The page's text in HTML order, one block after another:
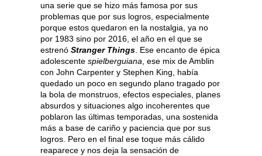
una serie que se hizo más famosa por sus
problemas que por sus logros, especialmente
porque estos quedaron en la nostalgia, ya no
por 1983 sino por 2016, el año en el que se
estrenó Stranger Things . Ese encanto de épica
adolescente spielberguiana , ese mix de Amblin
con John Carpenter y Stephen King, había
quedado un poco en segundo plano tragado por
la bola de monstruos, efectos especiales, planes
absurdos y situaciones algo incoherentes que
poblaron las últimas temporadas, una sostenida
más a base de cariño y paciencia que por sus
logros. Pero en el final ese toque más cálido
reaparece y nos deja la sensación de